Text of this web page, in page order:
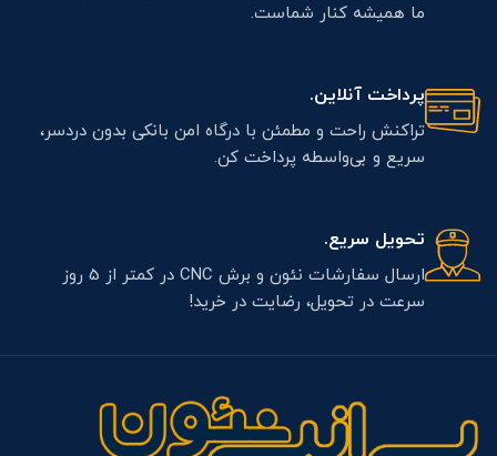
ما همیشه کنار شماست.
پرداخت آنلاین.
تراکنش راحت و مطمئن با درگاه امن بانکی بدون دردسر،
سریع و بی‌واسطه پرداخت کن.
تحویل سریع.
ارسال سفارشات نئون و برش CNC در کمتر از 5 روز
سرعت در تحویل، رضایت در خرید!